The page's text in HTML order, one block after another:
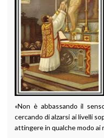
«Non è abbassando il
cercando di alzarsi ai livelli
attingere in qualche modo ai